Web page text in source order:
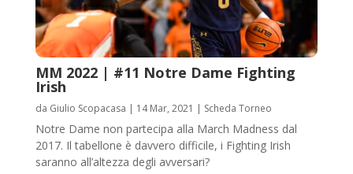
MM 2022 | #11 Notre Dame Fighting
Irish
da Giulio Scopacasa | 14 Mar, 2021 | Scheda Torneo
Notre Dame non partecipa alla March Madness dal
2017. Il tabellone è davvero difficile, i Fighting Irish
saranno all’altezza degli avversari?